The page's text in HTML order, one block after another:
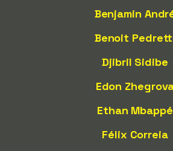
Benjamin
Benoit
Djibril Sidibe
Edon
Ethan Mbappé
Félix Correia